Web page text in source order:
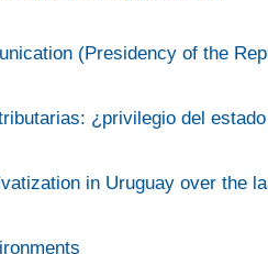
(Presidency of the
¿privilegio del
in Uruguay over the